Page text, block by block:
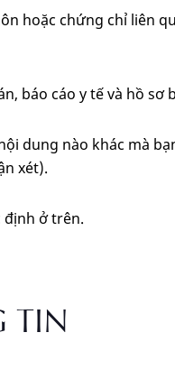
hoặc chứng chỉ liên
báo cáo y tế và hồ sơ
dung nào khác mà
xét).
ở trên.
TIN